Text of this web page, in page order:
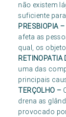
não existem
suficiente
PRESBIOPIA –
afeta as
qual, os
RETINOPATIA
uma das
principais
TERÇOLHO –
drena as
provocado